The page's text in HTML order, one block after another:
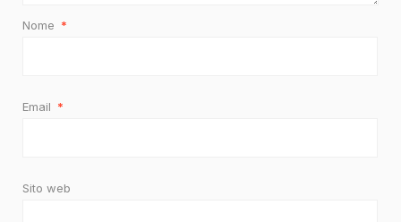
Nome *
Email *
Sito web